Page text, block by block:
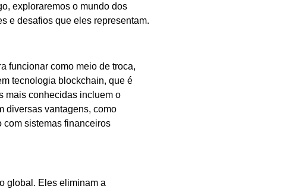
exploraremos o mundo dos
e desafios que eles representam.
funcionar como meio de troca,
tecnologia blockchain, que é
mais conhecidas incluem o
diversas vantagens, como
com sistemas financeiros
global. Eles eliminam a